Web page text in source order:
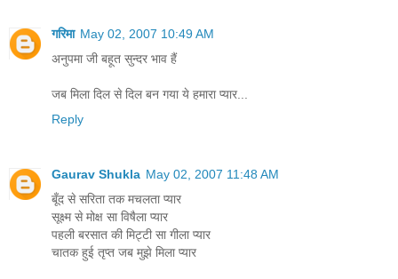
गरिमा May 02, 2007 10:49 AM
अनुपमा जी बहूत सुन्दर भाव हैं
जब मिला दिल से दिल बन गया ये हमारा प्यार...
Reply
Gaurav Shukla May 02, 2007 11:48 AM
बूँद से सरिता तक मचलता प्यार
सूक्ष्म से मोक्ष सा विषैला प्यार
पहली बरसात की मिट्टी सा गीला प्यार
चातक हुई तृप्त जब मुझे मिला प्यार